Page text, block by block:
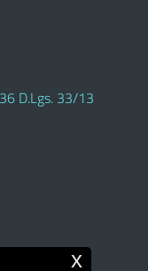
D.Lgs. 33/13
x